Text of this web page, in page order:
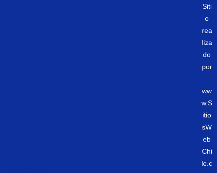
Siti
o
rea
liza
do
por
:
ww
w.S
itio
sW
eb
Chi
le.c